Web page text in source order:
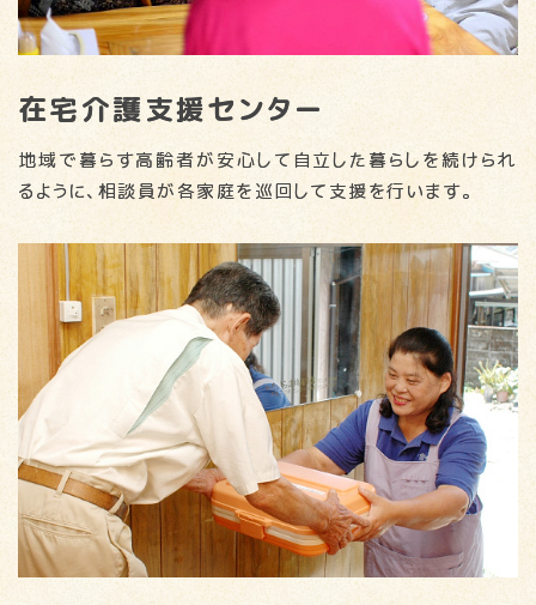
在宅介護支援センター
地域で暮らす高齢者が安心して自立した暮らしを続けられ
るように、相談員が各家庭を巡回して支援を行います。